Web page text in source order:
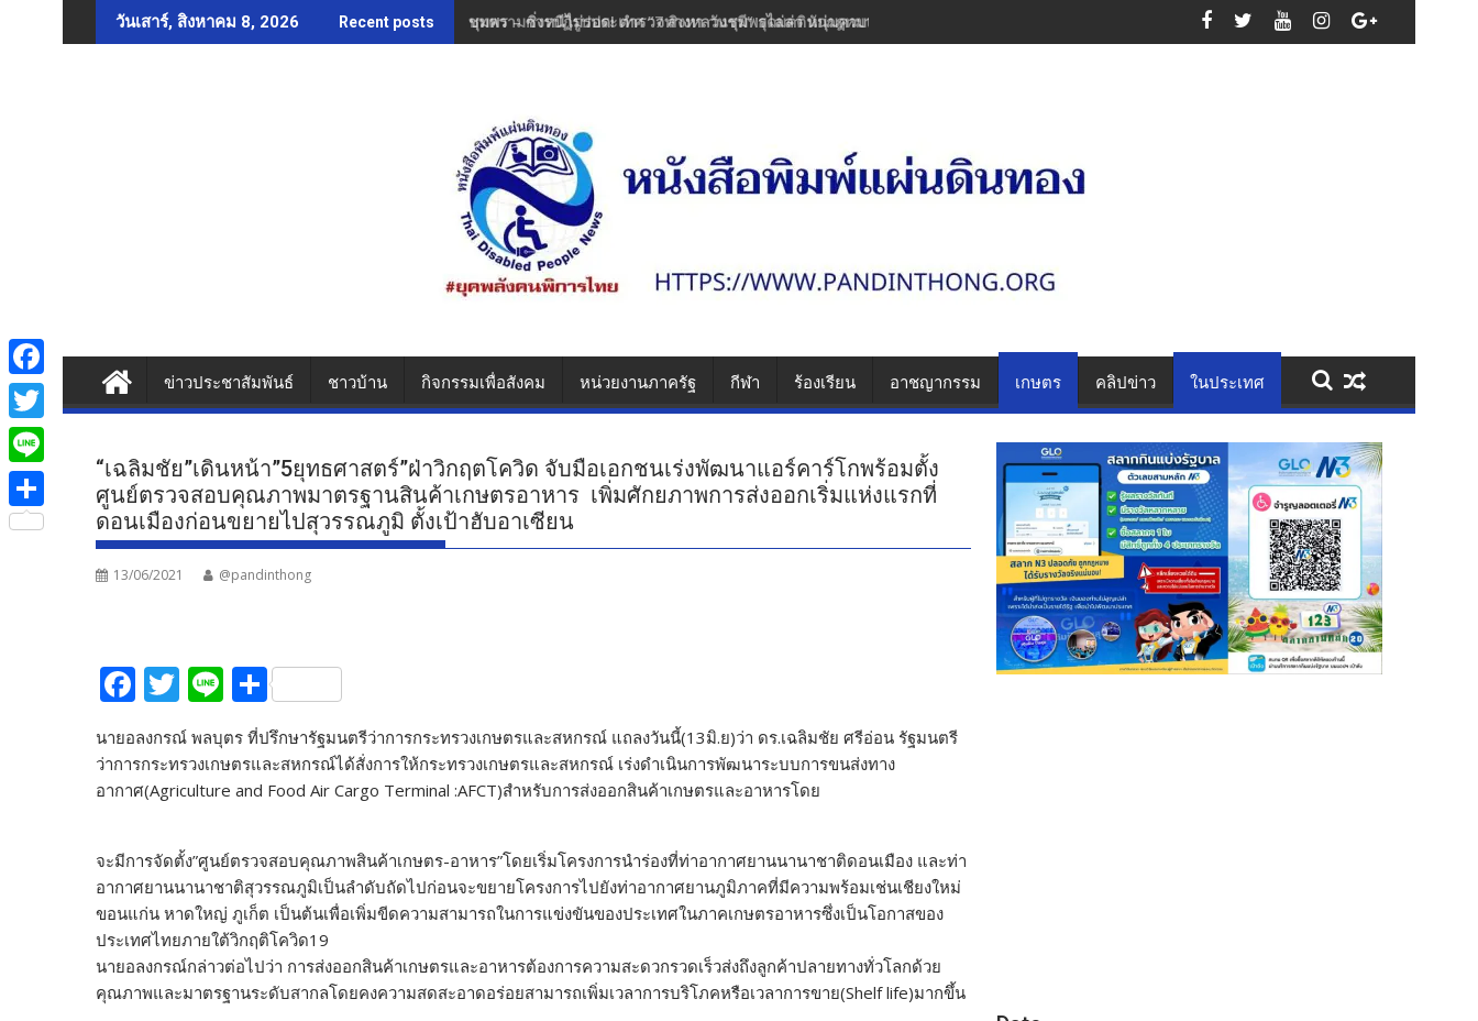
to
วันเสาร์, สิงหาคม 8, 2026 Recent posts ชุมพร – ซิ่งหนีไม่รอด! ตำรวจทางหลวงชุมพรไล่ล่า หนุ่มควบเวฟแต่งซิ่งพุ่งชนเสาไฟ รวบคาเพชรเกษม ยึดไอซ์ 1.1 กก. ยาบ้า 61 เม็ด สารภาพรับจ้างส่งย
ข่าวประชาสัมพันธ์ ชาวบ้าน กิจกรรมเพื่อสังคม หน่วยงานภาครัฐ กีฬา ร้องเรียน อาชญากรรม เกษตร คลิปข่าว ในประเทศ
“เฉลิมชัย”เดินหน้า”5ยุทธศาสตร์”ฝ่าวิกฤตโควิด จับมือเอกชนเร่งพัฒนาแอร์คาร์โกพร้อมตั้ง
ศูนย์ตรวจสอบคุณภาพมาตรฐานสินค้าเกษตรอาหาร เพิ่มศักยภาพการส่งออกเริ่มแห่งแรกที่
ดอนเมืองก่อนขยายไปสุวรรณภูมิ ตั้งเป้าฮับอาเซียน
13/06/2021 @pandinthong
F
e
b
o
k
T
w
itt
er
Li
e
S
h
ar
e
นายอลงกรณ์ พลบุตร ที่ปรึกษารัฐมนตรีว่าการกระทรวงเกษตรและสหกรณ์ แถลงวันนี้(13มิ.ย)ว่า ดร.เฉลิมชัย ศรีอ่อน รัฐมนตรี
ว่าการกระทรวงเกษตรและสหกรณ์ได้สั่งการให้กระทรวงเกษตรและสหกรณ์ เร่งดำเนินการพัฒนาระบบการขนส่งทาง
อากาศ(Agriculture and Food Air Cargo Terminal :AFCT)สำหรับการส่งออกสินค้าเกษตรและอาหารโดย
จะมีการจัดตั้ง”ศูนย์ตรวจสอบคุณภาพสินค้าเกษตร-อาหาร”โดยเริ่มโครงการนำร่องที่ท่าอากาศยานนานาชาติดอนเมือง และท่า
อากาศยานนานาชาติสุวรรณภูมิเป็นลำดับถัดไปก่อนจะขยายโครงการไปยังท่าอากาศยานภูมิภาคที่มีความพร้อมเช่นเชียงใหม่
ขอนแก่น หาดใหญ่ ภูเก็ต เป็นต้นเพื่อเพิ่มขีดความสามารถในการแข่งขันของประเทศในภาคเกษตรอาหารซึ่งเป็นโอกาสของ
ประเทศไทยภายใต้วิกฤติโควิด19
นายอลงกรณ์กล่าวต่อไปว่า การส่งออกสินค้าเกษตรและอาหารต้องการความสะดวกรวดเร็วส่งถึงลูกค้าปลายทางทั่วโลกด้วย
คุณภาพและมาตรฐานระดับสากลโดยคงความสดสะอาดอร่อยสามารถเพิ่มเวลาการบริโภคหรือเวลาการขาย(Shelf life)มากขึ้น
F
a
c
e
b
T
w
i
L
iS